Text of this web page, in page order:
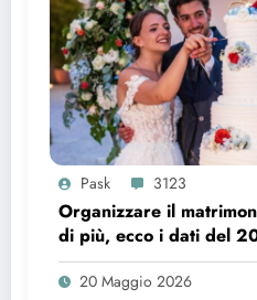
Pask 3123
Organizzare il
di più, ecco i dati del
20 Maggio 2026